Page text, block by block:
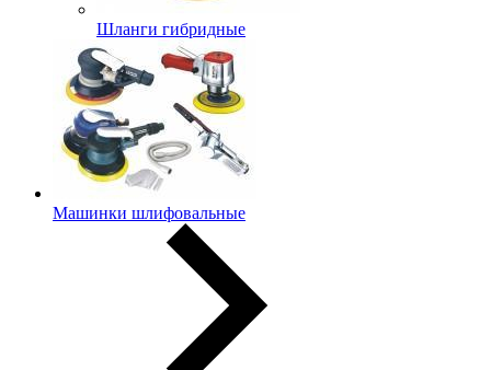
Шланги гибридные
Машинки шлифовальные